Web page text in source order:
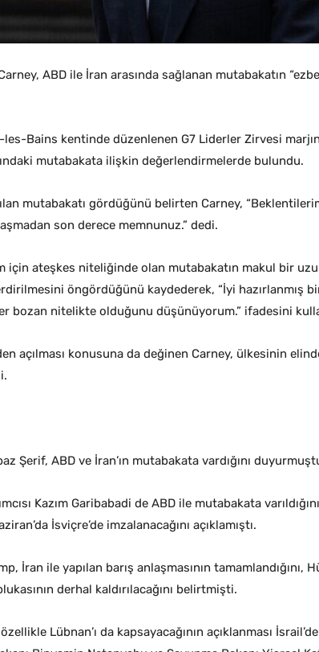
ABD ile İran arasında sağlanan mutabakatın
les-Bains kentinde düzenlenen G7 Liderler Zirvesi
mutabakata ilişkin değerlendirmelerde bulundu.
mutabakatı gördüğünü belirten Carney,
son derece memnunuz.” dedi.
için ateşkes niteliğinde olan mutabakatın makul bir
öngördüğünü kaydederek, “İyi hazırlanmış
bozan nitelikte olduğunu düşünüyorum.” ifadesini
açılması konusuna da değinen Carney, ülkesinin
Şerif, ABD ve İran’ın mutabakata vardığını
Kazım Garibabadi de ABD ile mutabakata
İsviçre’de imzalanacağını açıklamıştı.
İran ile yapılan barış anlaşmasının tamamlandığını,
derhal kaldırılacağını belirtmişti.
Lübnan’ı da kapsayacağının açıklanması